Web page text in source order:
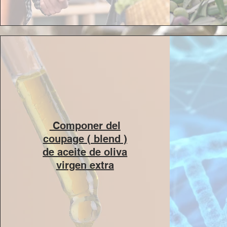
Componer del
coupage ( blend )
de aceite de oliva
virgen extra